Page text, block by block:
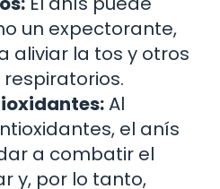
un expectorante,
aliviar la tos y otros
Al
el anís
a combatir el
y, por lo tanto,